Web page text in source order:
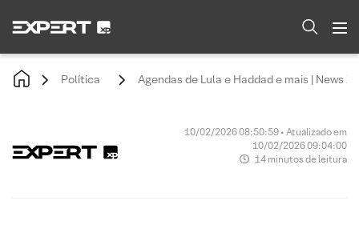
Política Agendas de Lula e Haddad e mais | News
10/02/2026 08:50:59 • Atualizado em
10/02/2026 09:04:00
14 minutos de leitura